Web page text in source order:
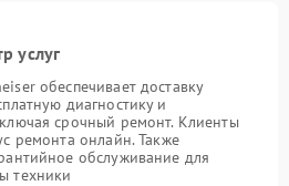
услуг
обеспечивает доставку
диагностику и
срочный ремонт. Клиенты
ремонта онлайн. Также
обслуживание для
техники